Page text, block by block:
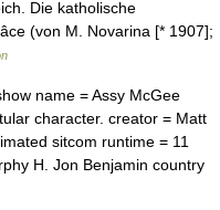
Die katholische
(von M. Novarina [* 1907];
name = Assy McGee
character. creator = Matt
sitcom runtime = 11
H. Jon Benjamin country